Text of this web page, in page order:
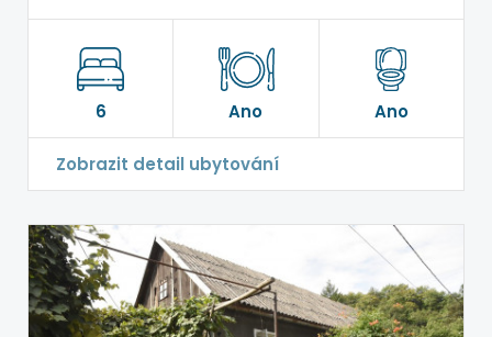
6 Ano Ano
Zobrazit detail ubytování